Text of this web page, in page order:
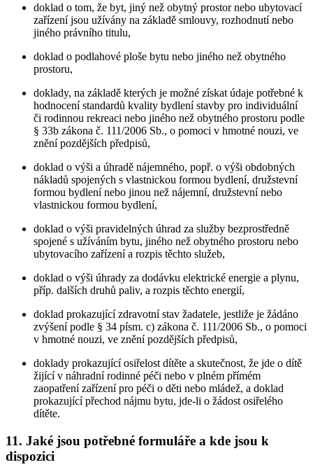
doklad o tom, že byt, jiný než obytný prostor nebo ubytovací
zařízení jsou užívány na základě smlouvy, rozhodnutí nebo
jiného právního titulu,
doklad o podlahové ploše bytu nebo jiného než obytného
prostoru,
doklady, na základě kterých je možné získat údaje potřebné k
hodnocení standardů kvality bydlení stavby pro individuální
či rodinnou rekreaci nebo jiného než obytného prostoru podle
§ 33b zákona č. 111/2006 Sb., o pomoci v hmotné nouzi, ve
znění pozdějších předpisů,
doklad o výši a úhradě nájemného, popř. o výši obdobných
nákladů spojených s vlastnickou formou bydlení, družstevní
formou bydlení nebo jinou než nájemní, družstevní nebo
vlastnickou formou bydlení,
doklad o výši pravidelných úhrad za služby bezprostředně
spojené s užíváním bytu, jiného než obytného prostoru nebo
ubytovacího zařízení a rozpis těchto služeb,
doklad o výši úhrady za dodávku elektrické energie a plynu,
příp. dalších druhů paliv, a rozpis těchto energií,
doklad prokazující zdravotní stav žadatele, jestliže je žádáno
zvýšení podle § 34 písm. c) zákona č. 111/2006 Sb., o pomoci
v hmotné nouzi, ve znění pozdějších předpisů,
doklady prokazující osiřelost dítěte a skutečnost, že jde o dítě
žijící v náhradní rodinné péči nebo v plném přímém
zaopatření zařízení pro péči o děti nebo mládež, a doklad
prokazující přechod nájmu bytu, jde-li o žádost osiřelého
dítěte.
11. Jaké jsou potřebné formuláře a kde jsou k
dispozici